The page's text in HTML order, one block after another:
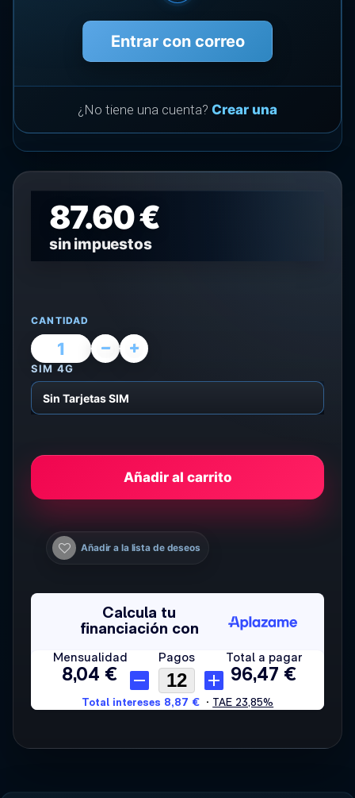
Entrar con correo
¿No tiene una cuenta? Crear una
87.60 €
sin impuestos
CANTIDAD
SIM 4G
Añadir al carrito
Añadir a la lista de deseos